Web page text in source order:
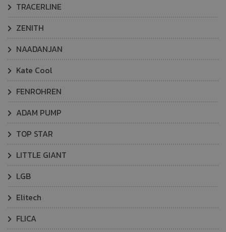
TRACERLINE
ZENITH
NAADANJAN
Kate Cool
FENROHREN
ADAM PUMP
TOP STAR
LITTLE GIANT
LGB
Elitech
FLICA